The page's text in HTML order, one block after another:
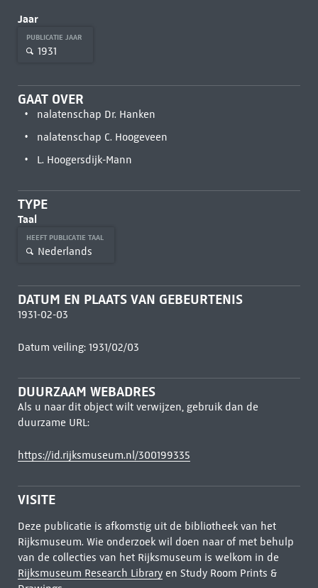
Jaar
PUBLICATIE JAAR
1931
GAAT OVER
nalatenschap Dr. Hanken
nalatenschap C. Hoogeveen
L. Hoogersdijk-Mann
TYPE
Taal
HEEFT PUBLICATIE TAAL
Nederlands
DATUM EN PLAATS VAN GEBEURTENIS
1931-02-03
Datum veiling: 1931/02/03
DUURZAAM WEBADRES
Als u naar dit object wilt verwijzen, gebruik dan de
duurzame URL:
https://id.rijksmuseum.nl/300199335
VISITE
Deze publicatie is afkomstig uit de bibliotheek van het
Rijksmuseum. Wie onderzoek wil doen naar of met behulp
van de collecties van het Rijksmuseum is welkom in de
Rijksmuseum Research Libraryen Study Room Prints &